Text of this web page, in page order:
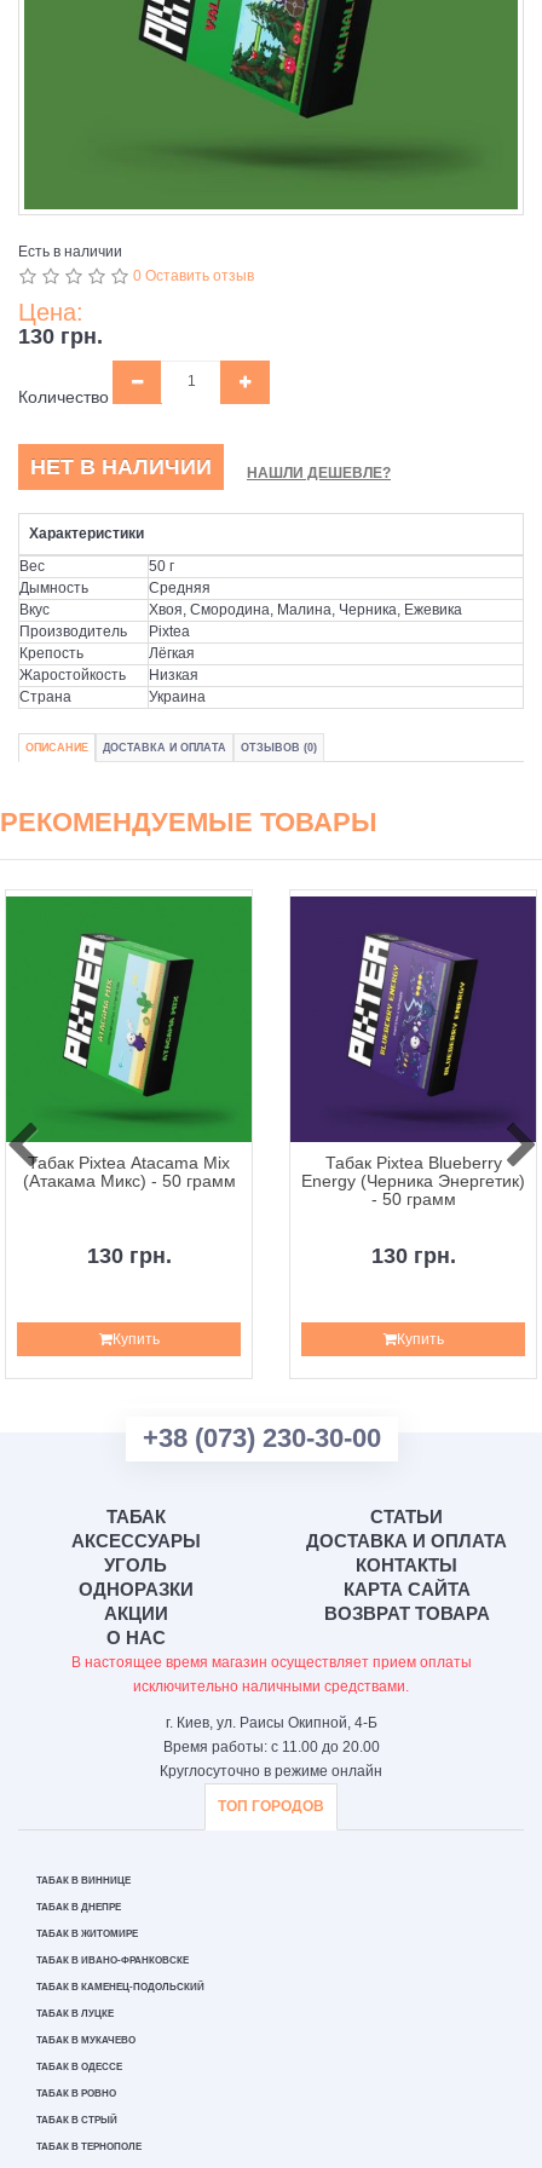
Есть в наличии
0 Оставить отзыв
Цена:
130 грн.
Количество
НЕТ В НАЛИЧИИ НАШЛИ ДЕШЕВЛЕ?
Характеристики
Вес
50 г
Дымность
Средняя
Вкус
Хвоя, Смородина, Малина, Черника, Ежевика
Производитель
Pixtea
Крепость
Лёгкая
Жаростойкость
Низкая
Страна
Украина
ОПИСАНИЕ ДОСТАВКА И ОПЛАТА ОТЗЫВОВ (0)
РЕКОМЕНДУЕМЫЕ ТОВАРЫ
Табак Pixtea Atacama Mix
(Атакама Микс) - 50 грамм
130 грн.
Купить
Табак Pixtea Blueberry
Energy (Черника Энергетик)
- 50 грамм
130 грн.
Купить
+38 (073) 230-30-00
ТАБАК
АКСЕССУАРЫ
УГОЛЬ
ОДНОРАЗКИ
АКЦИИ
О НАС
СТАТЬИ
ДОСТАВКА И ОПЛАТА
КОНТАКТЫ
КАРТА САЙТА
ВОЗВРАТ ТОВАРА
В настоящее время магазин осуществляет прием оплаты
исключительно наличными средствами.
г. Киев, ул. Раисы Окипной, 4-Б
Время работы: с 11.00 до 20.00
Круглосуточно в режиме онлайн
ТОП ГОРОДОВ
ТАБАК В ВИННИЦЕ
ТАБАК В ДНЕПРЕ
ТАБАК В ЖИТОМИРЕ
ТАБАК В ИВАНО-ФРАНКОВСКЕ
ТАБАК В КАМЕНЕЦ-ПОДОЛЬСКИЙ
ТАБАК В ЛУЦКЕ
ТАБАК В МУКАЧЕВО
ТАБАК В ОДЕССЕ
ТАБАК В РОВНО
ТАБАК В СТРЫЙ
ТАБАК В ТЕРНОПОЛЕ